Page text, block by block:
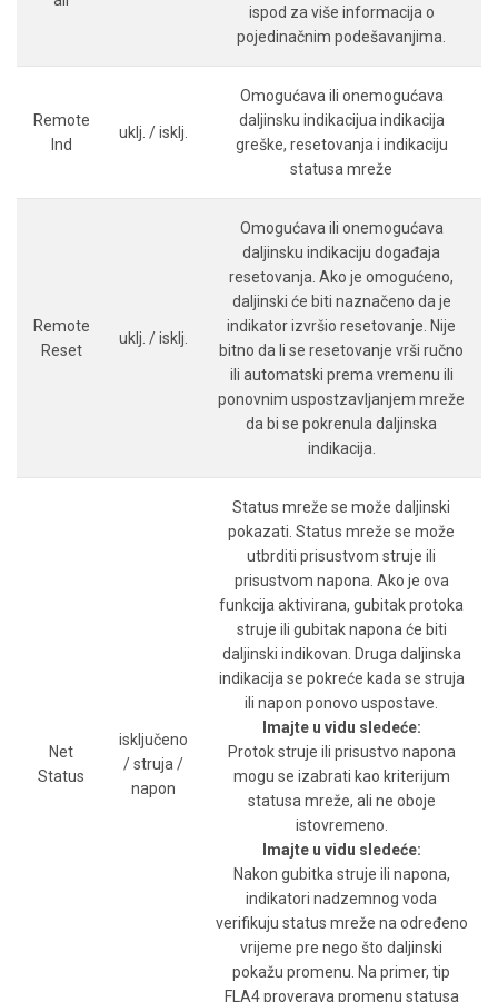
ispod za više informacija o
pojedinačnim podešavanjima.
Remote
Ind
uklj. / isklj.
Omogućava ili onemogućava
daljinsku indikacijua indikacija
greške, resetovanja i indikaciju
statusa mreže
Remote
Reset
uklj. / isklj.
Omogućava ili onemogućava
daljinsku indikaciju događaja
resetovanja. Ako je omogućeno,
daljinski će biti naznačeno da je
indikator izvršio resetovanje. Nije
bitno da li se resetovanje vrši ručno
ili automatski prema vremenu ili
ponovnim uspostzavljanjem mreže
da bi se pokrenula daljinska
indikacija.
Net
Status
isključeno
/ struja /
napon
Status mreže se može daljinski
pokazati. Status mreže se može
utbrditi prisustvom struje ili
prisustvom napona. Ako je ova
funkcija aktivirana, gubitak protoka
struje ili gubitak napona će biti
daljinski indikovan. Druga daljinska
indikacija se pokreće kada se struja
ili napon ponovo uspostave.
Imajte u vidu sledeće:
Protok struje ili prisustvo napona
mogu se izabrati kao kriterijum
statusa mreže, ali ne oboje
istovremeno.
Imajte u vidu sledeće:
Nakon gubitka struje ili napona,
indikatori nadzemnog voda
verifikuju status mreže na određeno
vrijeme pre nego što daljinski
pokažu promenu. Na primer, tip
FLA4 proverava promenu statusa